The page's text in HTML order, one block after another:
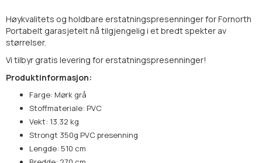
Høykvalitets og holdbare erstatningspresenninger for Fornorth
Portabelt garasjetelt nå tilgjengelig i et bredt spekter av
størrelser.
Vi tilbyr gratis levering for erstatningspresenninger!
Produktinformasjon:
Farge: Mørk grå
Stoffmateriale: PVC
Vekt: 13.32 kg
Strongt 350g PVC presenning
Lengde: 510 cm